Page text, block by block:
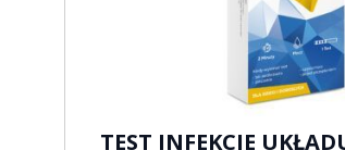
TEST INFEKCJE